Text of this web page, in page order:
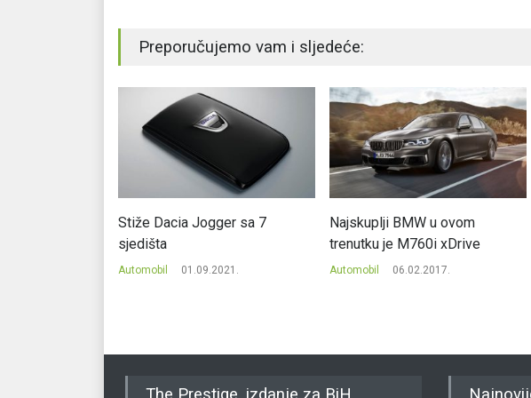
Preporučujemo vam i sljedeće:
Stiže Dacia Jogger sa 7
sjedišta
Automobil 01.09.2021.
Najskuplji BMW u ovom
trenutku je M760i xDrive
Automobil 06.02.2017.
The Prestige, izdanje za BiH